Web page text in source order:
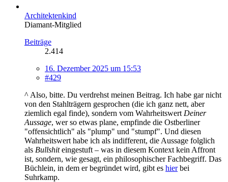
Architektenkind
Diamant-Mitglied
Beiträge
2.414
16. Dezember 2025 um 15:53
#429
^ Also, bitte. Du verdrehst meinen Beitrag. Ich habe gar nicht
von den Stahlträgern gesprochen (die ich ganz nett, aber
ziemlich egal finde), sondern vom Wahrheitswert Deiner
Aussage, wer so etwas plane, empfinde die Ostberliner
"offensichtlich" als "plump" und "stumpf". Und diesen
Wahrheitswert habe ich als indifferent, die Aussage folglich
als Bullshiteingestuft – was in diesem Kontext kein Affront
ist, sondern, wie gesagt, ein philosophischer Fachbegriff. Das
Büchlein, in dem er begründet wird, gibt es hierbei
Suhrkamp.